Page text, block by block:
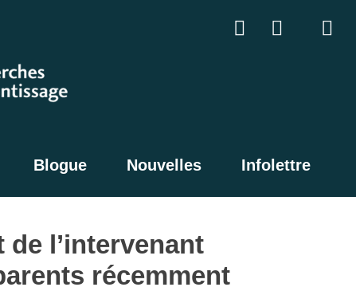
Blogue Nouvelles Infolettre
l’intervenant
récemment